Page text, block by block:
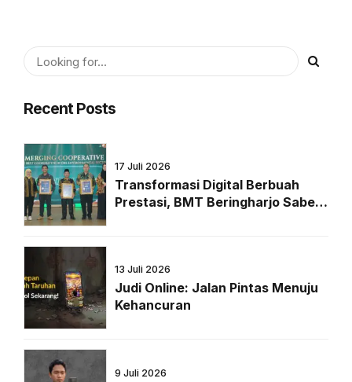
Recent Posts
17 Juli 2026
Transformasi Digital Berbuah
Prestasi, BMT Beringharjo Sabet
13 Juli 2026
Judi Online: Jalan Pintas Menuju
Kehancuran
9 Juli 2026